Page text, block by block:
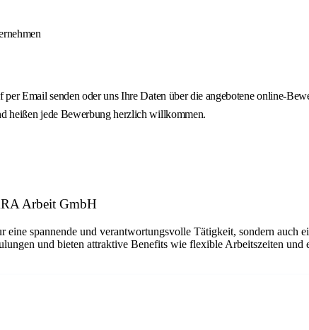
Email senden oder uns Ihre Daten über die angebotene online-
heißen jede Bewerbung herzlich willkommen.
Arbeit GmbH
spannende und verantwortungsvolle Tätigkeit, sondern auch
und bieten attraktive Benefits wie flexible Arbeitszeiten